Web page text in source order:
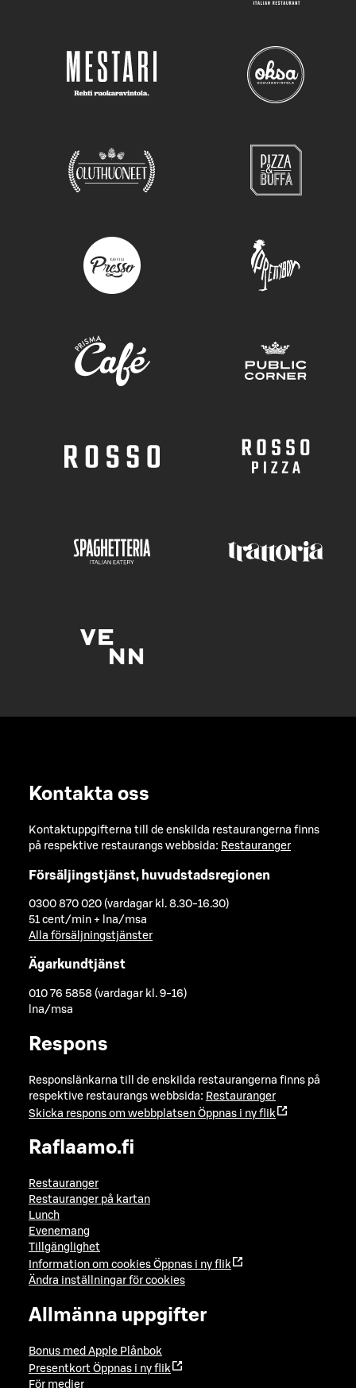
Kontakta oss
Kontaktuppgifterna till de enskilda restaurangerna finns
på respektive restaurangs webbsida: Restauranger
Försäljingstjänst, huvudstadsregionen
0300 870 020 (vardagar kl. 8.30-16.30)
51 cent/min + lna/msa
Alla försäljningstjänster
Ägarkundtjänst
010 76 5858 (vardagar kl. 9-16)
lna/msa
Respons
Responslänkarna till de enskilda restaurangerna finns på
respektive restaurangs webbsida: Restauranger
Skicka respons om webbplatsen Öppnas i ny flik
Raflaamo.fi
Restauranger
Restauranger på kartan
Lunch
Evenemang
Tillgänglighet
Information om cookies Öppnas i ny flik
Ändra inställningar för cookies
Allmänna uppgifter
Bonus med Apple Plånbok
Presentkort Öppnas i ny flik
För medier